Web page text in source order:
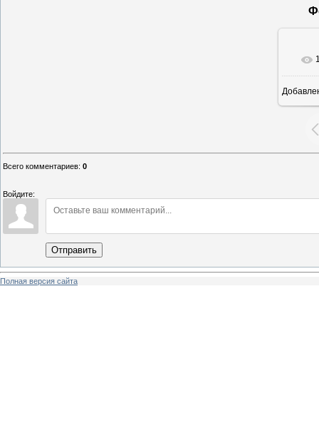
Всего комментариев: 0
Войдите:
Отправить
Полная версия сайта